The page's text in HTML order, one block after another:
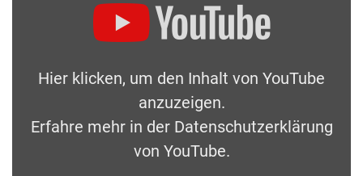
Hier klicken, um den Inhalt von YouTube
anzuzeigen.
Erfahre mehr in der Datenschutzerklärung
von YouTube.